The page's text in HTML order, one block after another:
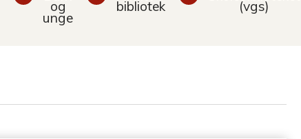
og
unge
bibliotek (vgs)